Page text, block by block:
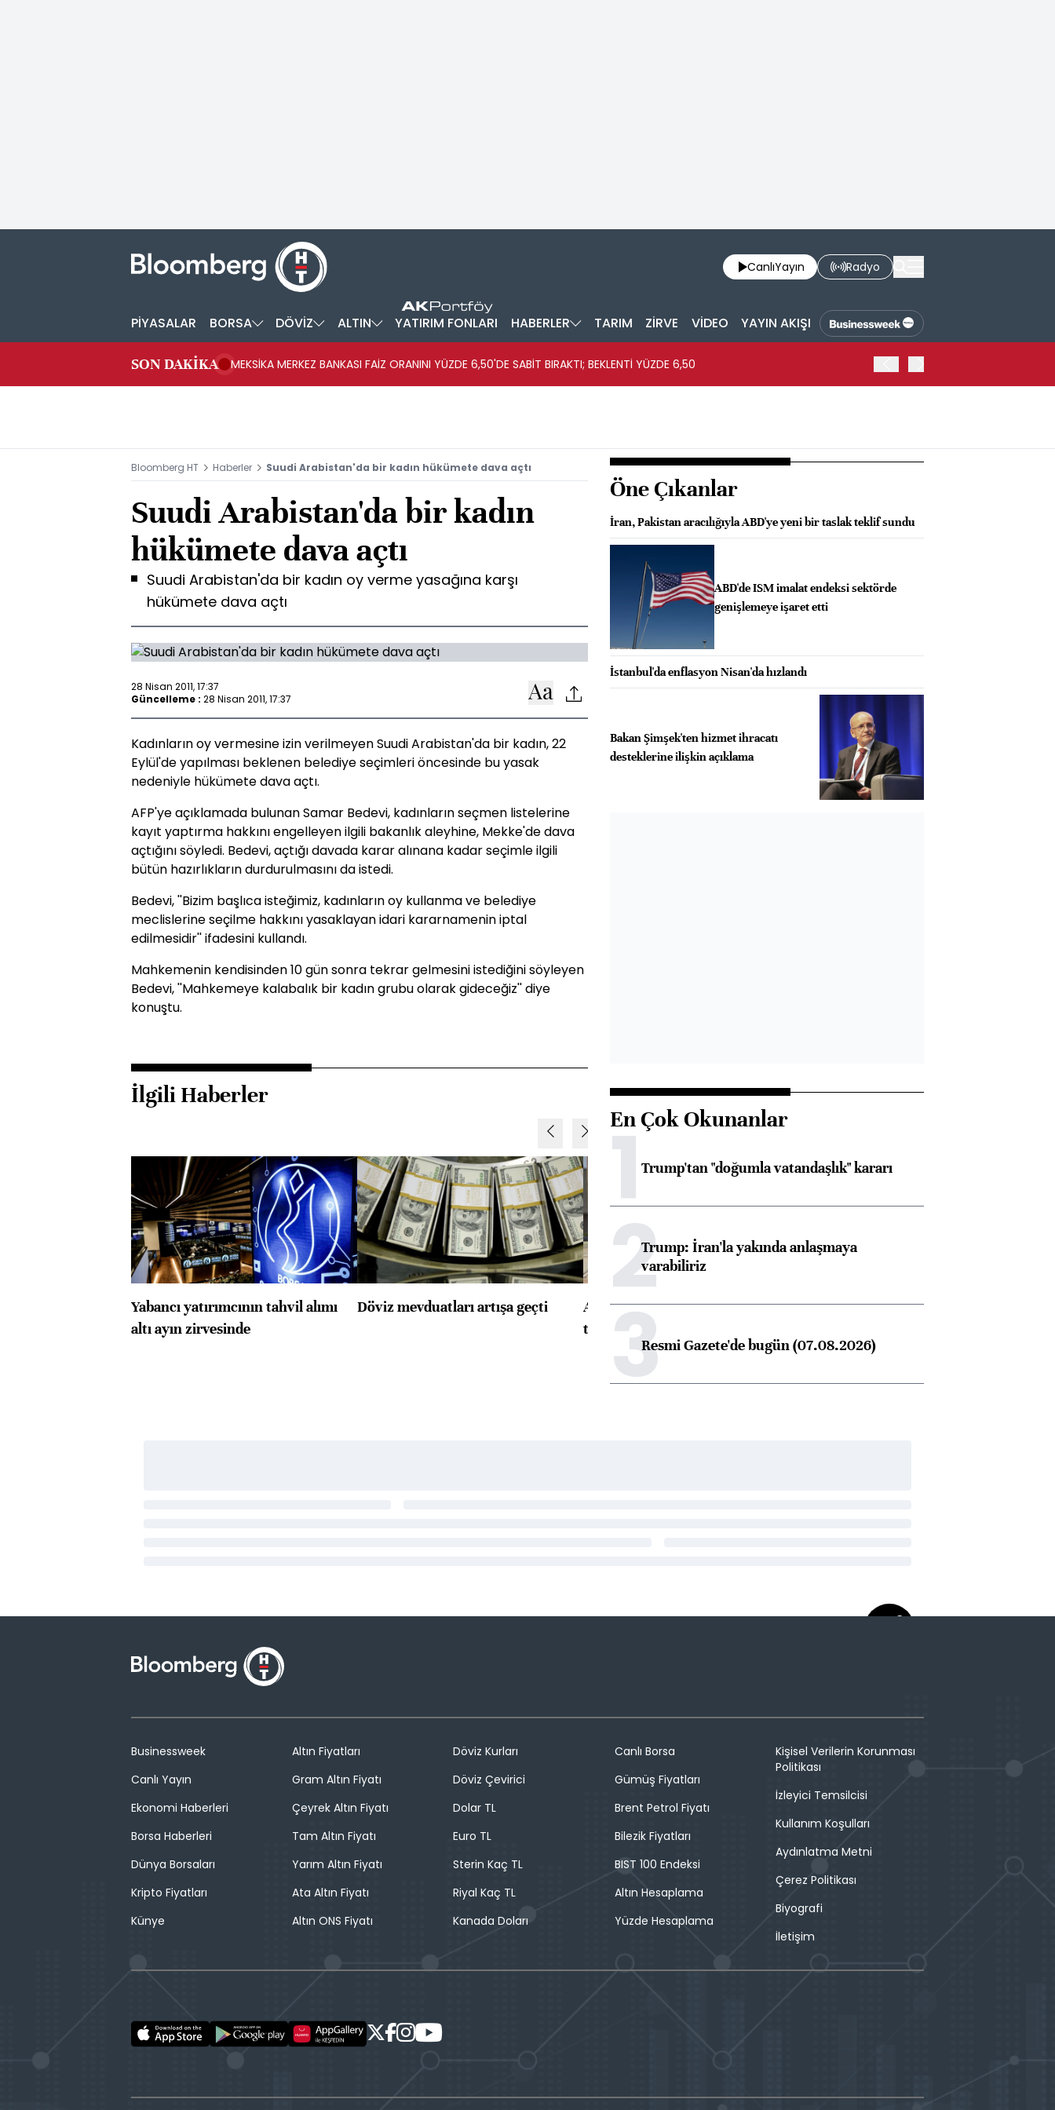
CanlıYayın Radyo
PİYASALAR BORSA DÖVİZ ALTIN YATIRIM FONLARI HABERLER TARIM ZİRVE VİDEO YAYIN AKIŞI
SON DAKİKA MEKSİKA MERKEZ BANKASI FAİZ ORANINI YÜZDE 6,50'DE SABİT BIRAKTI; BEKLENTİ YÜZDE 6,50
Bloomberg HT Haberler Suudi Arabistan'da bir kadın hükümete dava açtı
Suudi Arabistan'da bir kadın
hükümete dava açtı
Suudi Arabistan'da bir kadın oy verme yasağına karşı
hükümete dava açtı
28 Nisan 2011, 17:37
Güncelleme : 28 Nisan 2011, 17:37
Kadınların oy vermesine izin verilmeyen Suudi Arabistan'da bir kadın, 22
Eylül'de yapılması beklenen belediye seçimleri öncesinde bu yasak
nedeniyle hükümete dava açtı.
AFP'ye açıklamada bulunan Samar Bedevi, kadınların seçmen listelerine
kayıt yaptırma hakkını engelleyen ilgili bakanlık aleyhine, Mekke'de dava
açtığını söyledi. Bedevi, açtığı davada karar alınana kadar seçimle ilgili
bütün hazırlıkların durdurulmasını da istedi.
Bedevi, ''Bizim başlıca isteğimiz, kadınların oy kullanma ve belediye
meclislerine seçilme hakkını yasaklayan idari kararnamenin iptal
edilmesidir'' ifadesini kullandı.
Mahkemenin kendisinden 10 gün sonra tekrar gelmesini istediğini söyleyen
Bedevi, ''Mahkemeye kalabalık bir kadın grubu olarak gideceğiz'' diye
konuştu.
İlgili Haberler
Yabancı yatırımcının tahvil alımı
altı ayın zirvesinde
Döviz mevduatları artışa geçti
ABD'de konut başlangıçları
toparlandı
Almanya, Commerzbank
konusunda Unicredit ile
Öne Çıkanlar
İran, Pakistan aracılığıyla ABD'ye yeni bir taslak teklif sundu
ABD'de ISM imalat endeksi sektörde
genişlemeye işaret etti
İstanbul'da enflasyon Nisan'da hızlandı
Bakan Şimşek'ten hizmet ihracatı
desteklerine ilişkin açıklama
En Çok Okunanlar
1Trump'tan "doğumla vatandaşlık" kararı
2Trump: İran'la yakında anlaşmaya
varabiliriz
3Resmi Gazete'de bugün (07.08.2026)
Businessweek
Canlı Yayın
Ekonomi Haberleri
Borsa Haberleri
Dünya Borsaları
Kripto Fiyatları
Künye
Altın Fiyatları
Gram Altın Fiyatı
Çeyrek Altın Fiyatı
Tam Altın Fiyatı
Yarım Altın Fiyatı
Ata Altın Fiyatı
Altın ONS Fiyatı
Döviz Kurları
Döviz Çevirici
Dolar TL
Euro TL
Sterin Kaç TL
Riyal Kaç TL
Kanada Doları
Canlı Borsa
Gümüş Fiyatları
Brent Petrol Fiyatı
Bilezik Fiyatları
BIST 100 Endeksi
Altın Hesaplama
Yüzde Hesaplama
Kişisel Verilerin Korunması
Politikası
İzleyici Temsilcisi
Kullanım Koşulları
Aydınlatma Metni
Çerez Politikası
Biyografi
İletişim